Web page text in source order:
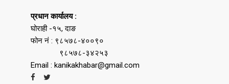
प्रधान कार्यालय :
घोराही -१५, दाङ
फोन नं : ९८५७८-४००९०
९८५७८-३४२५३
Email : kanikakhabar@gmail.com